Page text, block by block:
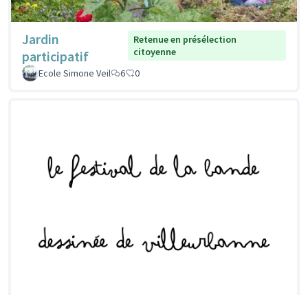
Jardin
participatif
Retenue en présélection
citoyenne
Ecole Simone Veil
6 0